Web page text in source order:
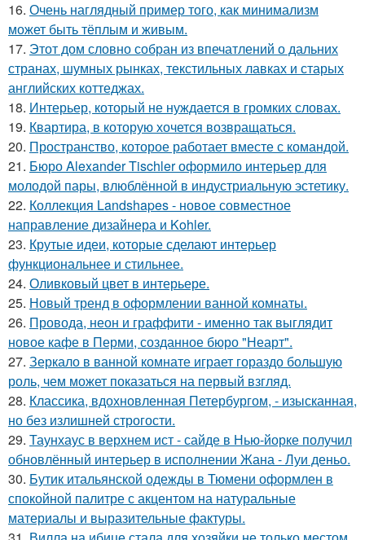
16. Очень наглядный пример того, как минимализм
может быть тёплым и живым.
17. Этот дом словно собран из впечатлений о дальних
странах, шумных рынках, текстильных лавках и старых
английских коттеджах.
18. Интерьер, который не нуждается в громких словах.
19. Квартира, в которую хочется возвращаться.
20. Пространство, которое работает вместе с командой.
21. Бюро Alexander Tischler оформило интерьер для
молодой пары, влюблённой в индустриальную эстетику.
22. Коллекция Landshapes - новое совместное
направление дизайнера и Kohler.
23. Крутые идеи, которые сделают интерьер
функциональнее и стильнее.
24. Оливковый цвет в интерьере.
25. Новый тренд в оформлении ванной комнаты.
26. Провода, неон и граффити - именно так выглядит
новое кафе в Перми, созданное бюро "Неарт".
27. Зеркало в ванной комнате играет гораздо большую
роль, чем может показаться на первый взгляд.
28. Классика, вдохновленная Петербургом, - изысканная,
но без излишней строгости.
29. Таунхаус в верхнем ист - сайде в Нью-йорке получил
обновлённый интерьер в исполнении Жана - Луи деньо.
30. Бутик итальянской одежды в Тюмени оформлен в
спокойной палитре с акцентом на натуральные
материалы и выразительные фактуры.